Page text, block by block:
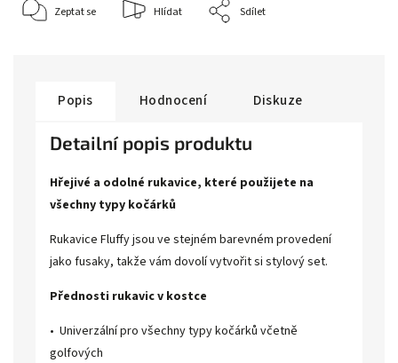
Zeptat se Hlídat Sdílet
Popis Hodnocení Diskuze
Detailní popis produktu
Hřejivé a odolné rukavice, které použijete na
všechny typy kočárků
Rukavice Fluffy jsou ve stejném barevném provedení
jako fusaky, takže vám dovolí vytvořit si stylový set.
Přednosti rukavic v kostce
• Univerzální pro všechny typy kočárků včetně
golfových